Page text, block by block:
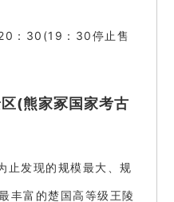
：30(19：30停止售
(熊家冢国家考古
止发现的规模最大、规
丰富的楚国高等级王陵